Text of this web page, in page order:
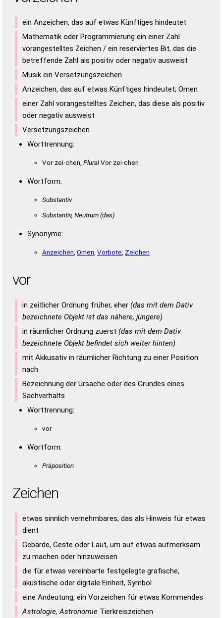
ein Anzeichen, das auf etwas Künftiges hindeutet
Mathematik oder Programmierung ein einer Zahl
vorangestelltes Zeichen / ein reserviertes Bit, das die
betreffende Zahl als positiv oder negativ ausweist
Musik ein Versetzungszeichen
Anzeichen, das auf etwas Künftiges hindeutet; Omen
einer Zahl vorangestelltes Zeichen, das diese als positiv
oder negativ ausweist
Versetzungszeichen
Worttrennung:
Vor·zei·chen, PluralVor·zei·chen
Wortform:
Substantiv
Substantiv, Neutrum(das)
Synonyme:
Anzeichen Omen Vorbote Zeichen
vor
in zeitlicher Ordnung früher, eher (das mit dem Dativ
bezeichnete Objekt ist das nähere, jüngere)
in räumlicher Ordnung zuerst (das mit dem Dativ
bezeichnete Objekt befindet sich weiter hinten)
mit Akkusativ in räumlicher Richtung zu einer Position
nach
Bezeichnung der Ursache oder des Grundes eines
Sachverhalts
Worttrennung:
vor
Wortform:
Präposition
Zeichen
etwas sinnlich vernehmbares, das als Hinweis für etwas
dient
Gebärde, Geste oder Laut, um auf etwas aufmerksam
zu machen oder hinzuweisen
die für etwas vereinbarte festgelegte grafische,
akustische oder digitale Einheit, Symbol
eine Andeutung, ein Vorzeichen für etwas Kommendes
Astrologie, Astronomie Tierkreiszeichen